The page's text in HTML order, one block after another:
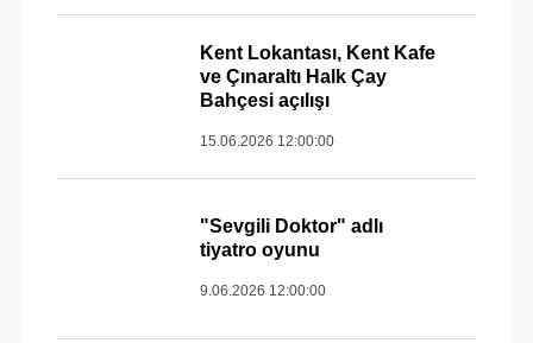
Kent Lokantası, Kent Kafe
ve Çınaraltı Halk Çay
Bahçesi açılışı
15.06.2026 12:00:00
"Sevgili Doktor" adlı
tiyatro oyunu
9.06.2026 12:00:00